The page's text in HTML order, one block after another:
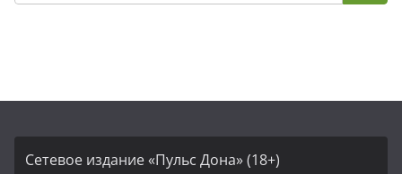
Сетевое издание «Пульс Дона» (18+)